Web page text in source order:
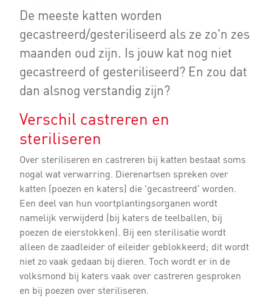
De meeste katten worden
gecastreerd/gesteriliseerd als ze zo'n zes
maanden oud zijn. Is jouw kat nog niet
gecastreerd of gesteriliseerd? En zou dat
dan alsnog verstandig zijn?
Verschil castreren en
steriliseren
Over steriliseren en castreren bij katten bestaat soms
nogal wat verwarring. Dierenartsen spreken over
katten (poezen en katers) die 'gecastreerd' worden.
Een deel van hun voortplantingsorganen wordt
namelijk verwijderd (bij katers de teelballen, bij
poezen de eierstokken). Bij een sterilisatie wordt
alleen de zaadleider of eileider geblokkeerd; dit wordt
niet zo vaak gedaan bij dieren. Toch wordt er in de
volksmond bij katers vaak over castreren gesproken
en bij poezen over steriliseren.